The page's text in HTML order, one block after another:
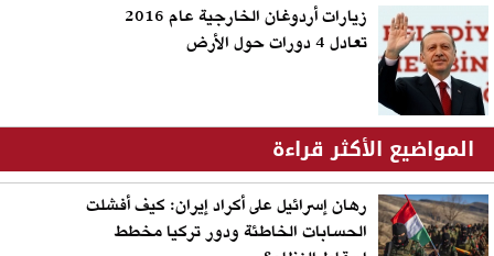
زيارات أردوغان الخارجية عام 2016
تعادل 4 دورات حول الأرض
المواضيع الأكثر قراءة
رهان إسرائيل على أكراد إيران: كيف أفشلت
الحسابات الخاطئة ودور تركيا مخطط